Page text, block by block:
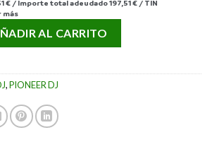
€ / Importe total adeudado197,51 € / TIN
más
cantidadAL CARRITO
,PIONEER DJ